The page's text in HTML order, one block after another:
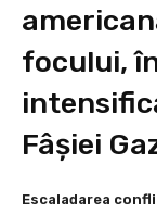
focului,
Fâșiei
Escaladarea